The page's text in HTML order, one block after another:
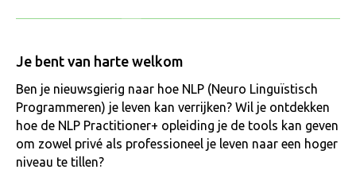
Je bent van harte welkom
Ben je nieuwsgierig naar hoe NLP (Neuro Linguïstisch
Programmeren) je leven kan verrijken? Wil je ontdekken
hoe de NLP Practitioner+ opleiding je de tools kan geven
om zowel privé als professioneel je leven naar een hoger
niveau te tillen?